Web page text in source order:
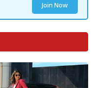
Join Now